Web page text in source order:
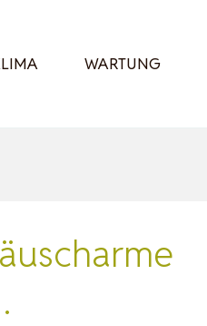
WARTUNG